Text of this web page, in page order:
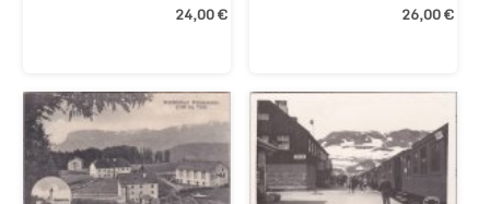
24,00 €
26,00 €